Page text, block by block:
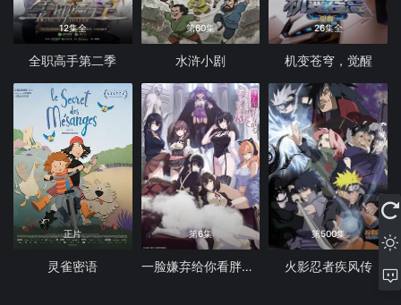
12集全
全职高手第二季
第60集
水浒小剧
26集全
机变苍穹，觉醒
正片
灵雀密语
第6集
一脸嫌弃给你看胖次第三季
第500集
火影忍者疾风传